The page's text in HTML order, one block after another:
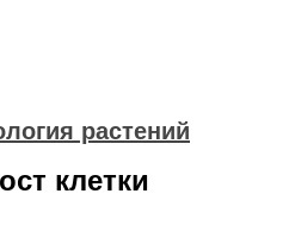
растений
клетки